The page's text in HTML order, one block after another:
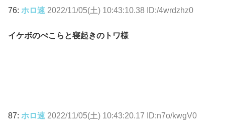
76: ホロ速 2022/11/05(土) 10:43:10.38 ID:/4wrdzhz0
イケボのぺこらと寝起きのトワ様
87: ホロ速 2022/11/05(土) 10:43:20.17 ID:n7o/kwgV0